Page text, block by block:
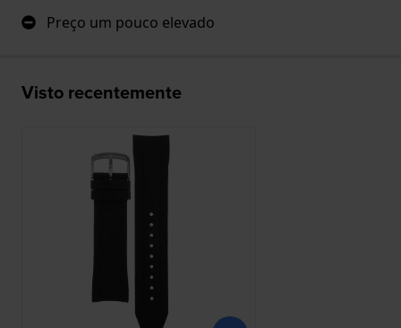
Preço um pouco elevado
Visto recentemente